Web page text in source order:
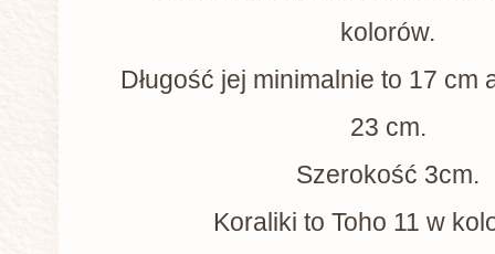
kolorów.
Długość jej minimalnie to 17 cm
23 cm.
Szerokość 3cm.
Koraliki to Toho 11 w